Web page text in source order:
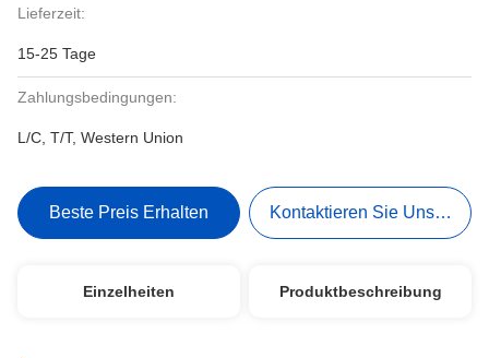
Lieferzeit:
15-25 Tage
Zahlungsbedingungen:
L/C, T/T, Western Union
Beste Preis Erhalten Kontaktieren Sie Uns Jetzt
Einzelheiten Produktbeschreibung